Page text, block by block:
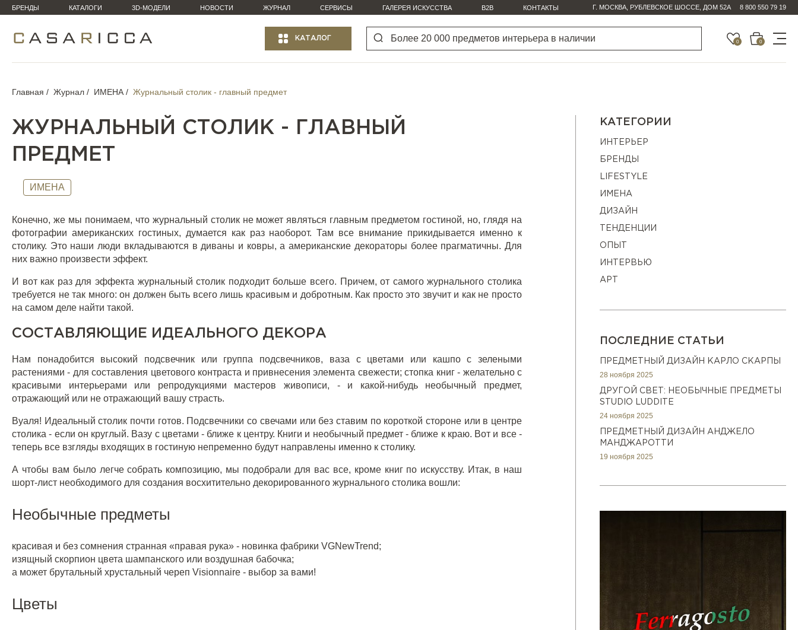
БРЕНДЫ КАТАЛОГИ 3D-МОДЕЛИ НОВОСТИ ЖУРНАЛ СЕРВИСЫ ГАЛЕРЕЯ ИСКУССТВА B2B КОНТАКТЫ Г. МОСКВА, РУБЛЕВСКОЕ ШОССЕ, ДОМ 52А 8 800 550 79 19
КАТАЛОГ 0 0
Главная Журнал ИМЕНА Журнальный столик - главный предмет
ЖУРНАЛЬНЫЙ СТОЛИК - ГЛАВНЫЙ
ПРЕДМЕТ
ИМЕНА
Конечно, же мы понимаем, что журнальный столик не может являться главным предметом гостиной, но, глядя на
фотографии американских гостиных, думается как раз наоборот. Там все внимание прикидывается именно к
столику. Это наши люди вкладываются в диваны и ковры, а американские декораторы более прагматичны. Для
них важно произвести эффект.
И вот как раз для эффекта журнальный столик подходит больше всего. Причем, от самого журнального столика
требуется не так много: он должен быть всего лишь красивым и добротным. Как просто это звучит и как не просто
на самом деле найти такой.
СОСТАВЛЯЮЩИЕ ИДЕАЛЬНОГО ДЕКОРА
Нам понадобится высокий подсвечник или группа подсвечников, ваза с цветами или кашпо с зелеными
растениями - для составления цветового контраста и привнесения элемента свежести; стопка книг - желательно с
красивыми интерьерами или репродукциями мастеров живописи, - и какой-нибудь необычный предмет,
отражающий или не отражающий вашу страсть.
Вуаля! Идеальный столик почти готов. Подсвечники со свечами или без ставим по короткой стороне или в центре
столика - если он круглый. Вазу с цветами - ближе к центру. Книги и необычный предмет - ближе к краю. Вот и все -
теперь все взгляды входящих в гостиную непременно будут направлены именно к столику.
А чтобы вам было легче собрать композицию, мы подобрали для вас все, кроме книг по искусству. Итак, в наш
шорт-лист необходимого для создания восхитительно декорированного журнального столика вошли:
Необычные предметы
красивая и без сомнения странная «правая рука» - новинка фабрики VGNewTrend;
изящный скорпион цвета шампанского или воздушная бабочка;
а может брутальный хрустальный череп Visionnaire - выбор за вами!
Цветы
КАТЕГОРИИ
ИНТЕРЬЕР
БРЕНДЫ
LIFESTYLE
ИМЕНА
ДИЗАЙН
ТЕНДЕНЦИИ
ОПЫТ
ИНТЕРВЬЮ
АРТ
ПОСЛЕДНИЕ СТАТЬИ
ПРЕДМЕТНЫЙ ДИЗАЙН КАРЛО СКАРПЫ
28 ноября 2025
ДРУГОЙ СВЕТ: НЕОБЫЧНЫЕ ПРЕДМЕТЫ
STUDIO LUDDITE
24 ноября 2025
ПРЕДМЕТНЫЙ ДИЗАЙН АНДЖЕЛО
МАНДЖАРОТТИ
19 ноября 2025